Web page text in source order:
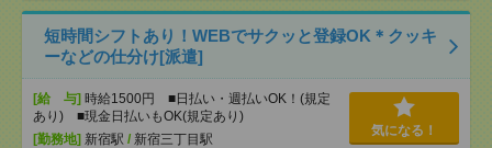
短時間シフトあり！WEBでサクッと登録OK＊クッキ
ーなどの仕分け[派遣]
[給 与] 時給1500円 ■日払い・週払いOK！(規定
あり) ■現金日払いもOK(規定あり)
[勤務地] 新宿駅 / 新宿三丁目駅
気になる！